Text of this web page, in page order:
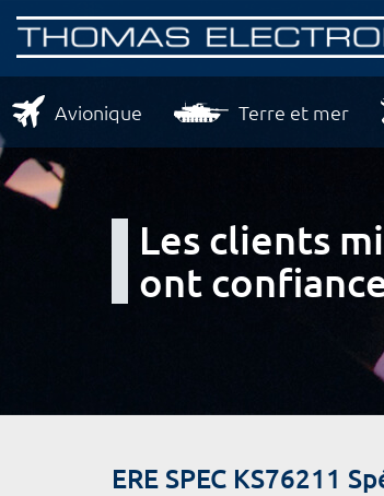
Avionique Terre et mer
Les clients
ont
ERE SPEC KS76211